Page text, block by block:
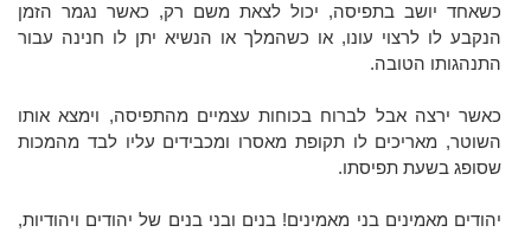
כשאחד יושב בתפיסה, יכול לצאת משם רק, כאשר נגמר הזמן
הנקבע לו לרצוי עונו, או כשהמלך או הנשיא יתן לו חנינה עבור
התנהגותו הטובה.
כאשר ירצה אבל לברוח בכוחות עצמיים מהתפיסה, וימצא אותו
השוטר, מאריכים לו תקופת מאסרו ומכבידים עליו לבד מהמכות
שסופג בשעת תפיסתו.
יהודים מאמינים בני מאמינים! בנים ובני בנים של יהודים ויהודיות,